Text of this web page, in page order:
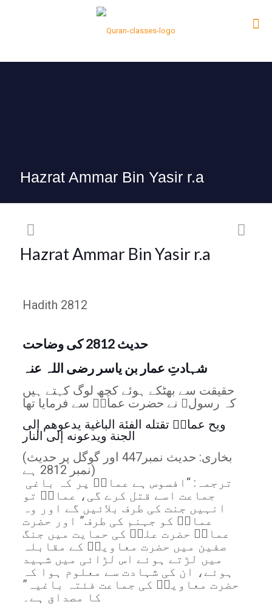
Hazrat Ammar Bin Yasir r.a
Hazrat Ammar Bin Yasir r.a
Hadith 2812
حدیث 2812 کی وضاحت
شہادتِ عمار بن یاسر رضی اللہ عنہ
حقیقت سے بھٹکے ہوئے کچھ لوگ کہتے ہیں
کہ رسولﷺ نے حضرت عمارؓ سے فرمایا تھا
ویح عمارؓ تقتله الفئة الباغية يدعوهم إلى
(بخاری: حدیث نمبر447 اور گوگل پر حدیث
نمبر 2812 ہے)
جماعت اسے قتل کرے گی، عمارؓ تو
انہیں جنت کی طرف بلائیں گے اور وہ
عمارؓ کو جہنم کی طرف” اور حضرت
عمارؓ حضرت علیؓ کی حمایت میں جنگ
صفین میں حضرت معاویہؓ کے مقابلہ
میں لڑتے ہوئے اس لڑائی میں شہید
ہوئے، ان کی شہادت سے معلوم ہوا کہ
حضرت معاویہؓ کی جماعت فئتہ باغيہ”
کا مصداق ہے۔